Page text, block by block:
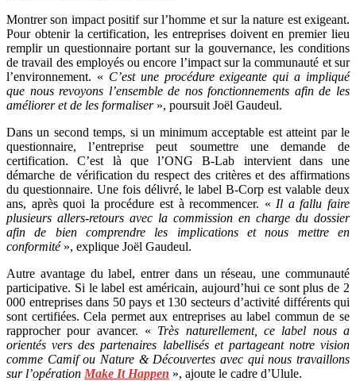
Montrer son impact positif sur l’homme et sur la nature est exigeant.
Pour obtenir la certification, les entreprises doivent en premier lieu
remplir un questionnaire portant sur la gouvernance, les conditions
de travail des employés ou encore l’impact sur la communauté et sur
l’environnement. « C’est une procédure exigeante qui a impliqué
que nous revoyons l’ensemble de nos fonctionnements afin de les
améliorer et de les formaliser», poursuit Joël Gaudeul.
Dans un second temps, si un minimum acceptable est atteint par le
questionnaire, l’entreprise peut soumettre une demande de
certification. C’est là que l’ONG B-Lab intervient dans une
démarche de vérification du respect des critères et des affirmations
du questionnaire. Une fois délivré, le label B-Corp est valable deux
ans, après quoi la procédure est à recommencer. « Il a fallu faire
plusieurs allers-retours avec la commission en charge du dossier
afin de bien comprendre les implications et nous mettre en
conformité», explique Joël Gaudeul.
Autre avantage du label, entrer dans un réseau, une communauté
participative. Si le label est américain, aujourd’hui ce sont plus de 2
000 entreprises dans 50 pays et 130 secteurs d’activité différents qui
sont certifiées. Cela permet aux entreprises au label commun de se
rapprocher pour avancer. « Très naturellement, ce label nous a
orientés vers des partenaires labellisés et partageant notre vision
comme Camif ou Nature & Découvertes avec qui nous travaillons
sur l’opération Make It Happen », ajoute le cadre d’Ulule.